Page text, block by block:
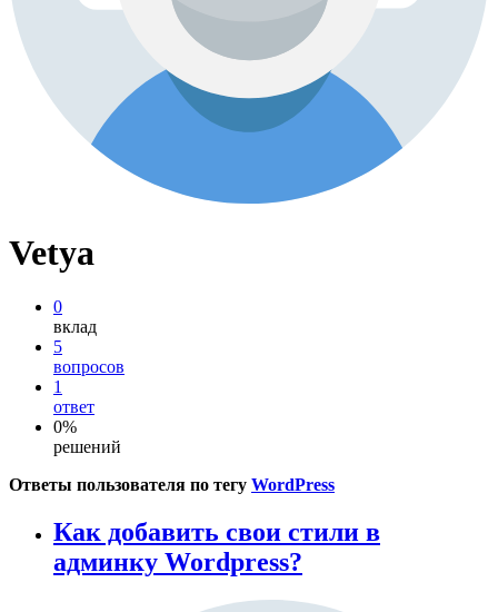
Vetya
0
вклад
5
вопросов
1
ответ
0%
решений
Ответы пользователя по тегу WordPress
Как добавить свои стили в
админку Wordpress?